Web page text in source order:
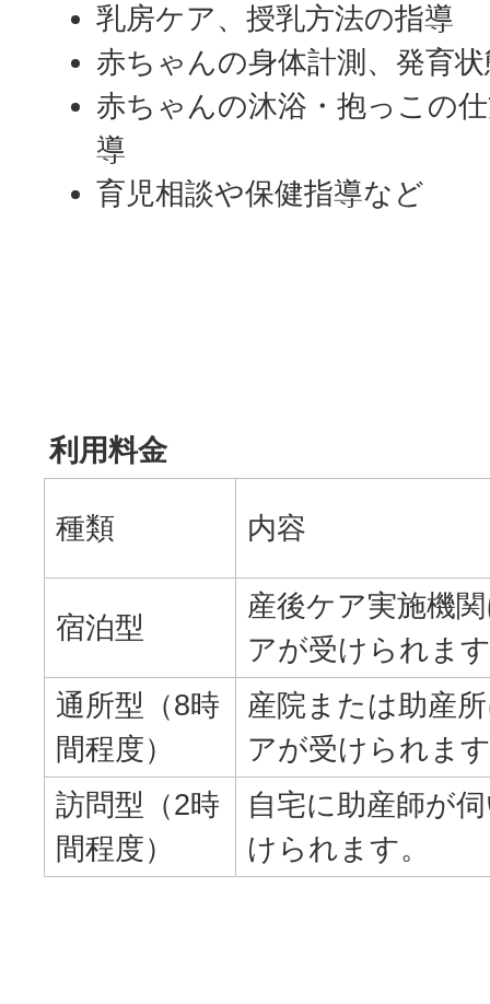
乳房ケア、授乳方法の指導
赤ちゃんの身体計測、発育
赤ちゃんの沐浴・抱っこの
導
育児相談や保健指導など
利用料金
種類 内容
宿泊型
産後ケア実施機
アが受けられま
通所型（8時
間程度）
産院または助産
アが受けられます
訪問型（2時
間程度）
自宅に助産師が
けられます。